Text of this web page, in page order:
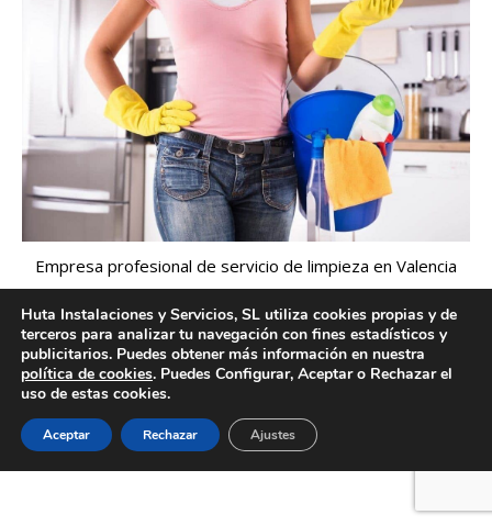
Empresa profesional de servicio de limpieza en Valencia
Creado por Tandem Marketing Digital
Huta Instalaciones y Servicios, SL utiliza cookies propias y de
terceros para analizar tu navegación con fines estadísticos y
publicitarios. Puedes obtener más información en nuestra
política de cookies. Puedes Configurar, Aceptar o Rechazar el
uso de estas cookies.
Aceptar Rechazar Ajustes